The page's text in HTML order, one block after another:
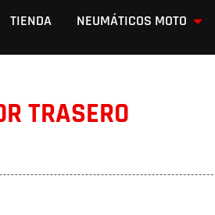
TIENDA NEUMÁTICOS MOTO
TRASERO